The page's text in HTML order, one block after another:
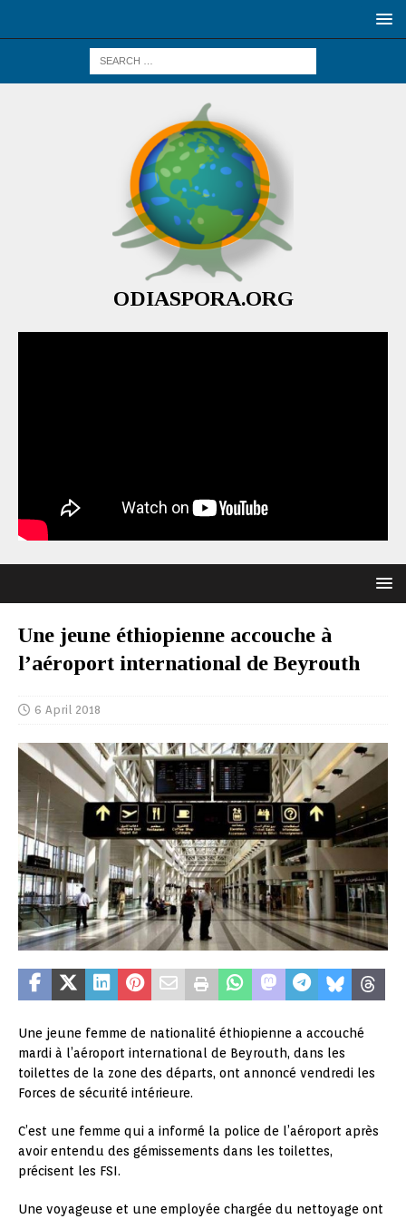
ODIASPORA.ORG
Une jeune éthiopienne accouche à
l’aéroport international de Beyrouth
6 April 2018
Une jeune femme de nationalité éthiopienne a accouché
mardi à l’aéroport international de Beyrouth, dans les
toilettes de la zone des départs, ont annoncé vendredi les
Forces de sécurité intérieure.
C’est une femme qui a informé la police de l’aéroport après
avoir entendu des gémissements dans les toilettes,
précisent les FSI.
Une voyageuse et une employée chargée du nettoyage ont